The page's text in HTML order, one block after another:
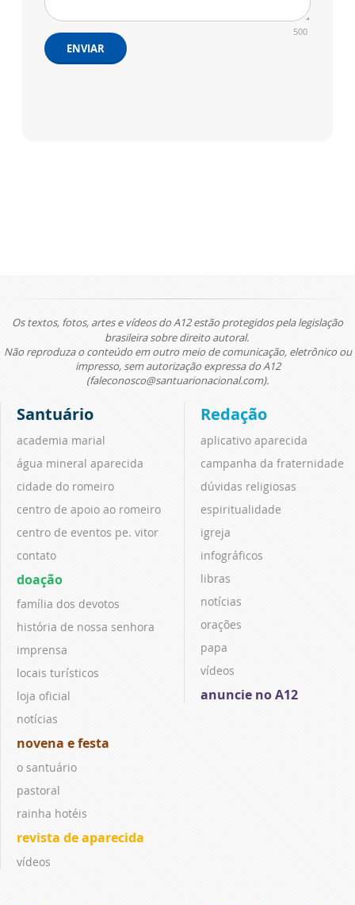
500
ENVIAR
Os textos, fotos, artes e vídeos do A12 estão protegidos pela legislação
brasileira sobre direito autoral.
Não reproduza o conteúdo em outro meio de comunicação, eletrônico ou
impresso, sem autorização expressa do A12
(faleconosco@santuarionacional.com).
Santuário
academia marial
água mineral aparecida
cidade do romeiro
centro de apoio ao romeiro
centro de eventos pe. vitor
contato
doação
família dos devotos
história de nossa senhora
imprensa
locais turísticos
loja oficial
notícias
novena e festa
o santuário
pastoral
rainha hotéis
revista de aparecida
vídeos
Redação
aplicativo aparecida
campanha da fraternidade
dúvidas religiosas
espiritualidade
igreja
infográficos
libras
notícias
orações
papa
vídeos
anuncie no A12